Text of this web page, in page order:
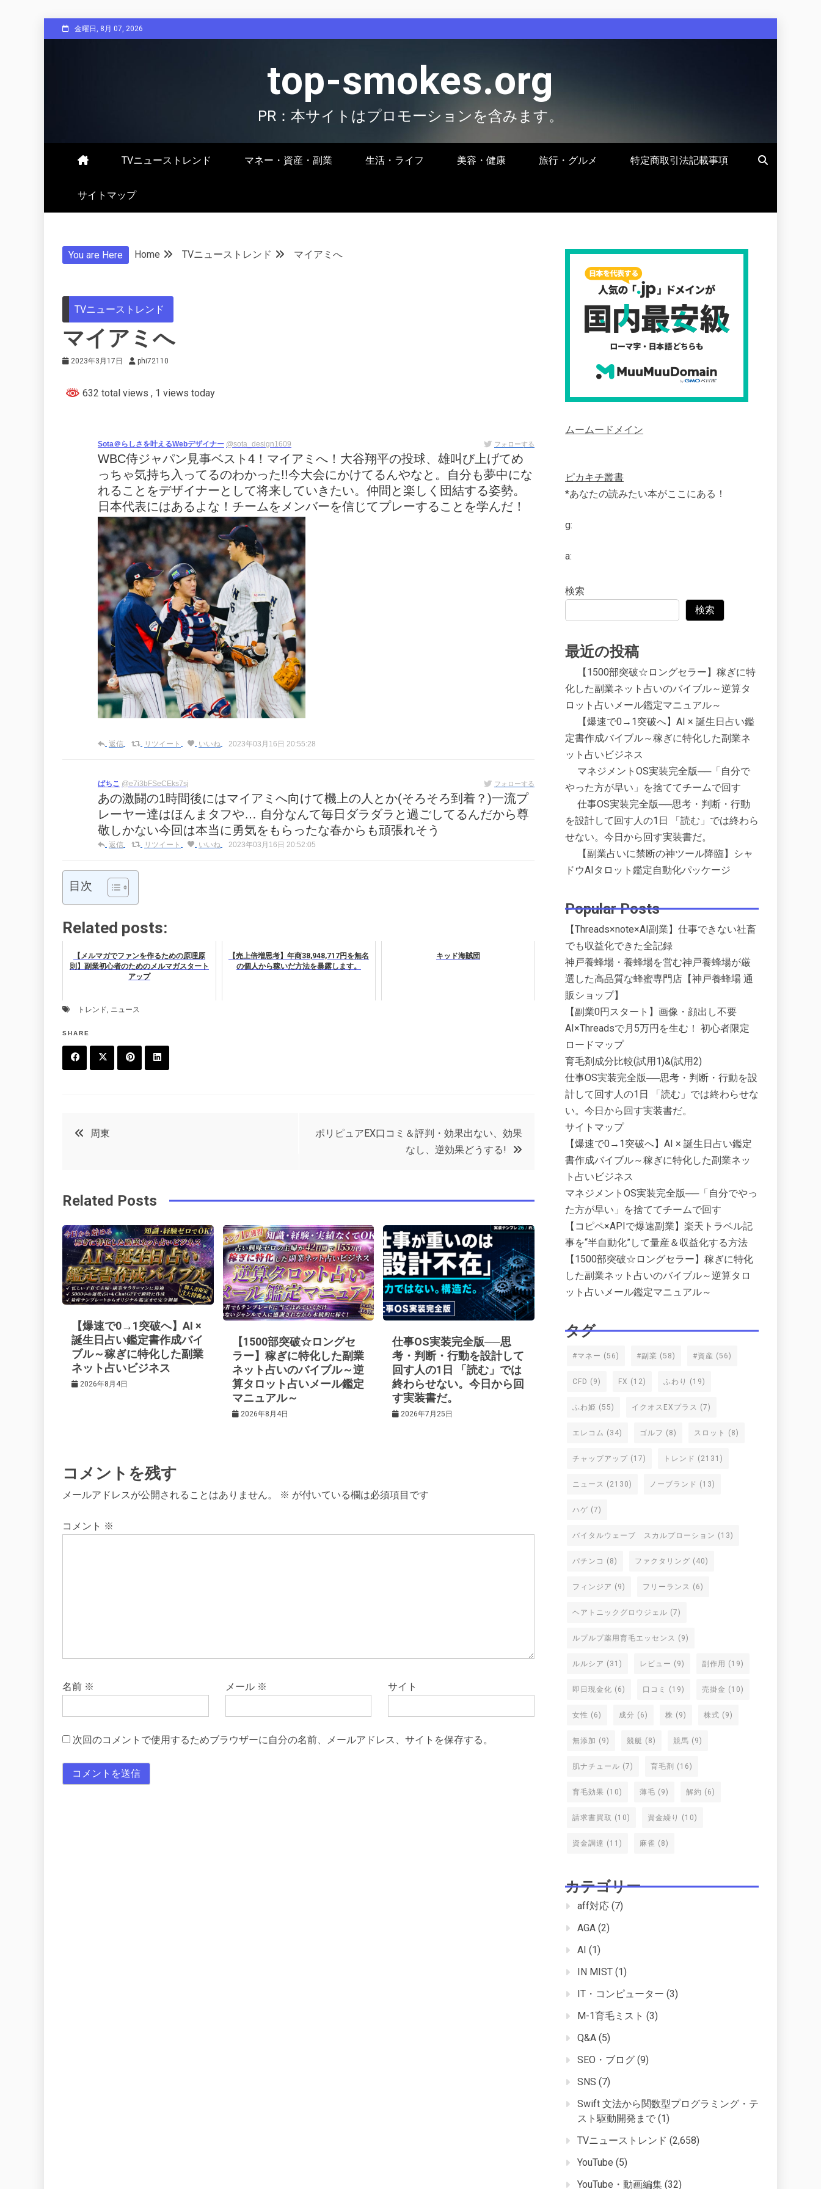
to
金曜日, 8月 07, 2026
top-smokes.org
PR：本サイトはプロモーションを含みます。
TVニューストレンド マネー・資産・副業 生活・ライフ 美容・健康 旅行・グルメ 特定商取引法記載事項
サイトマップ
You are Here Home TVニューストレンド マイアミへ
TVニューストレンド
マイアミへ
2023年3月17日 phi72110
632 total views , 1 views today
Sota＠らしさを叶えるWebデザイナー @sota_design1609 フォローする
WBC侍ジャパン見事ベスト4！マイアミへ！大谷翔平の投球、雄叫び上げてめ
っちゃ気持ち入ってるのわかった!!今大会にかけてるんやなと。自分も夢中にな
れることをデザイナーとして将来していきたい。仲間と楽しく団結する姿勢。
日本代表にはあるよな！チームをメンバーを信じてプレーすることを学んだ！
返信 リツイート いいね 2023年03月16日 20:55:28
ぱちこ @e7i3bFSeCEks7sj フォローする
あの激闘の1時間後にはマイアミへ向けて機上の人とか(そろそろ到着？)一流プ
レーヤー達はほんまタフや… 自分なんて毎日ダラダラと過ごしてるんだから尊
敬しかない今回は本当に勇気をもらったな春からも頑張れそう
返信 リツイート いいね 2023年03月16日 20:52:05
目次
Related posts:
【メルマガでファンを作るための原理原
則】副業初心者のためのメルマガスタート
アップ
【売上倍増思考】年商38,948,717円を無名
の個人から稼いだ方法を暴露します。
キッド海賊団
トレンド, ニュース
SHARE
o
k
t
s
t
投
ナ
ビ
ゲ
ー
シ
ョ
ン
周東
ポリピュアEX口コミ＆評判・効果出ない、効果
なし、逆効果どうする!
Related Posts
【爆速で0→1突破へ】AI ×
誕生日占い鑑定書作成バイ
ブル～稼ぎに特化した副業
ネット占いビジネス
2026年8月4日
【1500部突破☆ロングセ
ラー】稼ぎに特化した副業
ネット占いのバイブル～逆
算タロット占いメール鑑定
マニュアル～
2026年8月4日
仕事OS実装完全版──思
考・判断・行動を設計して
回す人の1日 「読む」では
終わらせない。今日から回
す実装書だ。
2026年7月25日
コメントを残す
メールアドレスが公開されることはありません。 ※ が付いている欄は必須項目です
コメント ※
名前 ※ メール ※ サイト
次回のコメントで使用するためブラウザーに自分の名前、メールアドレス、サイトを保存する。
ムームードメイン
ピカキチ叢書
*あなたの読みたい本がここにある！
g:
a:
検索
検索
最近の投稿
【1500部突破☆ロングセラー】稼ぎに特
化した副業ネット占いのバイブル～逆算タ
ロット占いメール鑑定マニュアル～
【爆速で0→1突破へ】AI × 誕生日占い鑑
定書作成バイブル～稼ぎに特化した副業ネ
ット占いビジネス
マネジメントOS実装完全版──「自分で
やった方が早い」を捨ててチームで回す
仕事OS実装完全版──思考・判断・行動
を設計して回す人の1日 「読む」では終わら
せない。今日から回す実装書だ。
【副業占いに禁断の神ツール降臨】シャ
ドウAIタロット鑑定自動化パッケージ
Popular Posts
【Threads×note×AI副業】仕事できない社畜
でも収益化できた全記録
神戸養蜂場・養蜂場を営む神戸養蜂場が厳
選した高品質な蜂蜜専門店【神戸養蜂場 通
販ショップ】
【副業0円スタート】画像・顔出し不要
AI×Threadsで月5万円を生む！ 初心者限定
ロードマップ
育毛剤成分比較(試用1)&(試用2)
仕事OS実装完全版──思考・判断・行動を設
計して回す人の1日 「読む」では終わらせな
い。今日から回す実装書だ。
サイトマップ
【爆速で0→1突破へ】AI × 誕生日占い鑑定
書作成バイブル～稼ぎに特化した副業ネッ
ト占いビジネス
マネジメントOS実装完全版──「自分でやっ
た方が早い」を捨ててチームで回す
【コピペ×APIで爆速副業】楽天トラベル記
事を“半自動化”して量産＆収益化する方法
【1500部突破☆ロングセラー】稼ぎに特化
した副業ネット占いのバイブル～逆算タロ
ット占いメール鑑定マニュアル～
タグ
#マネー (56) #副業 (58) #資産 (56)
CFD (9) FX (12) ふわり (19)
ふわ姫 (55) イクオスEXプラス (7)
エレコム (34) ゴルフ (8) スロット (8)
チャップアップ (17) トレンド (2131)
ニュース (2130) ノーブランド (13)
ハゲ (7)
バイタルウェーブ スカルプローション (13)
パチンコ (8) ファクタリング (40)
フィンジア (9) フリーランス (6)
ヘアトニックグロウジェル (7)
ルプルプ薬用育毛エッセンス (9)
ルルシア (31) レビュー (9) 副作用 (19)
即日現金化 (6) 口コミ (19) 売掛金 (10)
女性 (6) 成分 (6) 株 (9) 株式 (9)
無添加 (9) 競艇 (8) 競馬 (9)
肌ナチュール (7) 育毛剤 (16)
育毛効果 (10) 薄毛 (9) 解約 (6)
請求書買取 (10) 資金繰り (10)
資金調達 (11) 麻雀 (8)
カテゴリー
aff対応 (7)
AGA (2)
AI (1)
IN MIST (1)
IT・コンピューター (3)
M-1育毛ミスト (3)
Q&A (5)
SEO・ブログ (9)
SNS (7)
Swift 文法から関数型プログラミング・テ
スト駆動開発まで (1)
TVニューストレンド (2,658)
YouTube (5)
YouTube・動画編集 (32)